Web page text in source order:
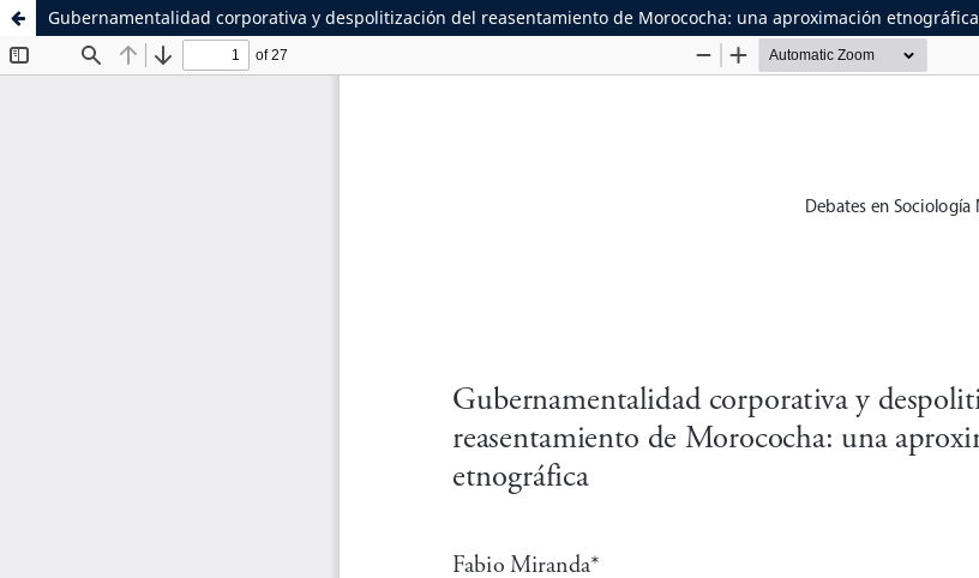
Gubernamentalidad corporativa y despolitización del reasentamiento de Morococha: una aproximación etnográfica